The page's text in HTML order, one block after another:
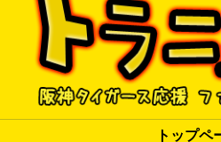
トップペ